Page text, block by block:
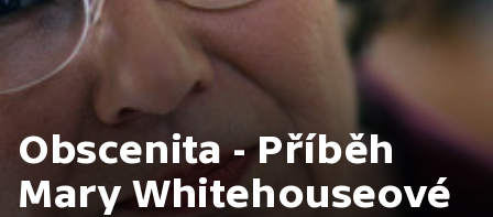
Obscenita - Příběh
Mary Whitehouseové